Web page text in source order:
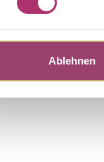
Ablehnen
Diamond